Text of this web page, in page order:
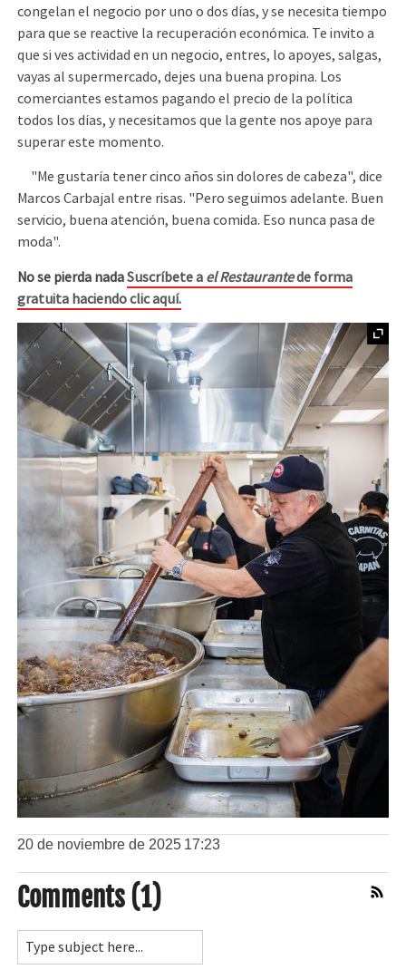
congelan el negocio por uno o dos días, y se necesita tiempo
para que se reactive la recuperación económica. Te invito a
que si ves actividad en un negocio, entres, lo apoyes, salgas,
vayas al supermercado, dejes una buena propina. Los
comerciantes estamos pagando el precio de la política
todos los días, y necesitamos que la gente nos apoye para
superar este momento.
"Me gustaría tener cinco años sin dolores de cabeza", dice
Marcos Carbajal entre risas. "Pero seguimos adelante. Buen
servicio, buena atención, buena comida. Eso nunca pasa de
moda".
No se pierda nadaSuscríbete a el Restaurantede forma
gratuita haciendo clic aquí.
20 de noviembre de 2025 17:23
Comments (1)
Comment Feed